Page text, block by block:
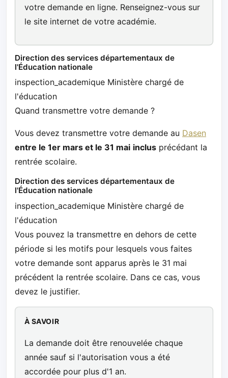
votre demande en ligne. Renseignez-vous sur
le site internet de votre académie.
Direction des services départementaux de
l'Éducation nationale
inspection_academique Ministère chargé de
l'éducation
Quand transmettre votre demande ?
Vous devez transmettre votre demande au Dasen
entre le 1er mars et le 31 mai inclus précédant la
rentrée scolaire.
Direction des services départementaux de
l'Éducation nationale
inspection_academique Ministère chargé de
l'éducation
Vous pouvez la transmettre en dehors de cette
période si les motifs pour lesquels vous faites
votre demande sont apparus après le 31 mai
précédent la rentrée scolaire. Dans ce cas, vous
devez le justifier.
À SAVOIR
La demande doit être renouvelée chaque
année sauf si l'autorisation vous a été
accordée pour plus d'1 an.